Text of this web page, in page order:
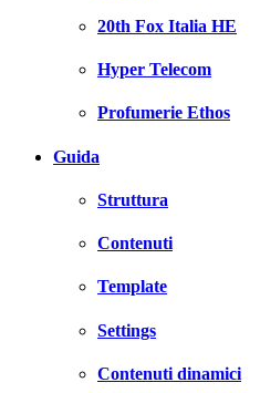
20th Fox Italia HE
Hyper Telecom
Profumerie Ethos
Guida
Struttura
Contenuti
Template
Settings
Contenuti dinamici